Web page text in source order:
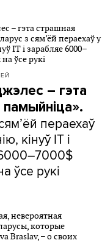
– гэта
пераехаў
кінуў IT і
ўсе рукі